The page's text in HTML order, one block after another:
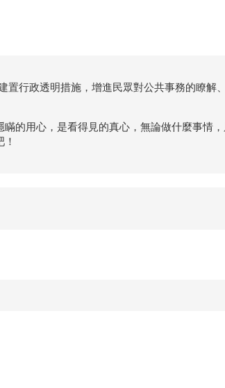
置行政透明措施，增進民眾對公共事務的瞭解
瞞的用心，是看得見的真心，無論做什麼事情